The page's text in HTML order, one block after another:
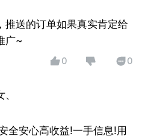
推送的订单如果真实肯定给
广~
0 0
全安心高收益!一手信息!用